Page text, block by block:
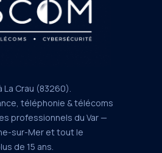
La Crau (83260).
téléphonie & télécoms
professionnels du Var —
sur-Mer et tout le
de 15 ans.